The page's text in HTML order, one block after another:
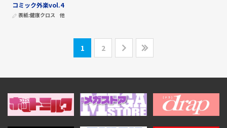
コミック外楽vol.4
表紙:健康クロス 他
1 2